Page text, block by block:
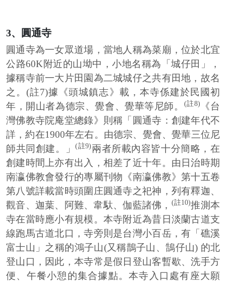
3、圓通寺
圓通寺為一女眾道場，當地人稱為菜廟，位於北宜
公路60K附近的山坳中，小地名稱為「城仔田」，
據稱寺前一大片田園為二城城仔之共有田地，故名
之。(註7)據《頭城鎮志》載，本寺係建於民國初
年，開山者為德宗、覺會、覺華等尼師。
(註8)
《台
灣佛教寺院庵堂總錄》則稱「圓通寺：創建年代不
詳，約在1900年左右。由德宗、覺會、覺華三位尼
師共同創建。」(註9)兩者所載內容皆十分簡略，在
創建時間上亦有出入，相差了近十年。由日治時期
南瀛佛教會發行的專屬刊物《南瀛佛教》第十五卷
第八號詳載當時頭圍庄圓通寺之祀神，列有釋迦、
觀音、迦葉、阿難、韋馱、伽藍諸佛， (註10)推測本
寺在當時應小有規模。本寺附近為昔日淡蘭古道支
線跑馬古道北口，寺旁則是台灣小百岳，有「礁溪
富士山」之稱的鴻子山(又稱鵲子山、鵠仔山) 的北
登山口，因此，本寺常是假日登山客暫歇、洗手方
便、午餐小憩的集合據點。本寺入口處有座大願